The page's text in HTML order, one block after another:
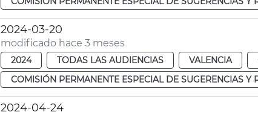
2024-03-20
modificado hace 3 meses
2024 TODAS LAS AUDIENCIAS VALENCIA
COMISIÓN PERMANENTE ESPECIAL DE SUGERENCIAS Y
2024-04-24